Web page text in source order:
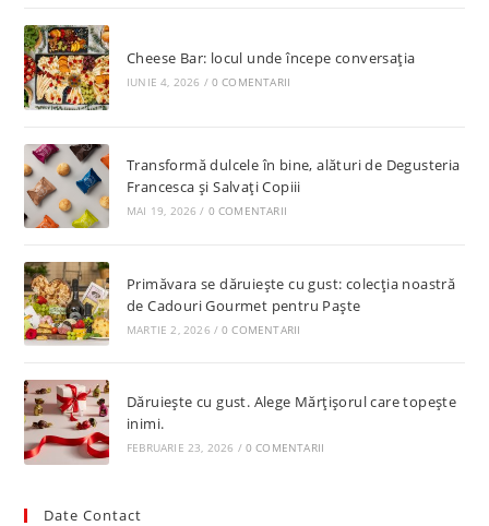
Cheese Bar: locul unde începe conversația
IUNIE 4, 2026 / 0 COMENTARII
Transformă dulcele în bine, alături de Degusteria
Francesca și Salvați Copiii
MAI 19, 2026 / 0 COMENTARII
Primăvara se dăruiește cu gust: colecția noastră
de Cadouri Gourmet pentru Paște
MARTIE 2, 2026 / 0 COMENTARII
Dăruiește cu gust. Alege Mărțișorul care topește
inimi.
FEBRUARIE 23, 2026 / 0 COMENTARII
Date Contact